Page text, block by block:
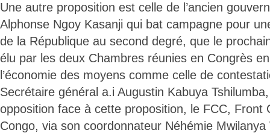
Une autre proposition est celle de l’ancien
Alphonse Ngoy Kasanji qui bat campagne pour
de la République au second degré, que le
élu par les deux Chambres réunies en Congrès
l’économie des moyens comme celle de
Secrétaire général a.i Augustin Kabuya
opposition face à cette proposition, le FCC, Front
Congo, via son coordonnateur Néhémie